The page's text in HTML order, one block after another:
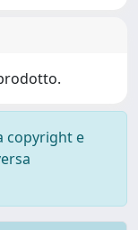
copyright e